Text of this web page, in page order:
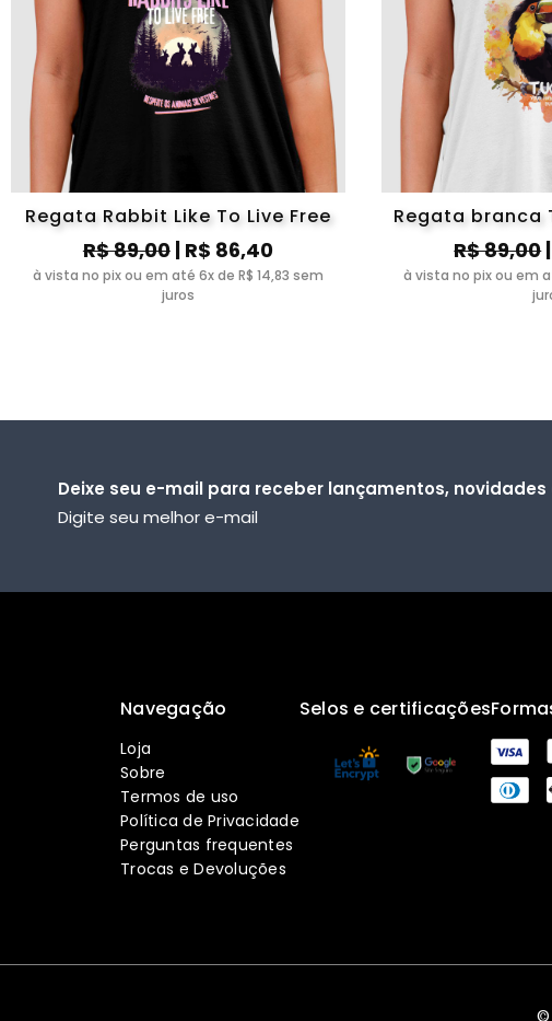
Regata Rabbit Like To Live Free
R$ 89,00| R$ 86,40
à vista no pix ou em até 6x de R$ 14,83 sem
juros
Regata branca
R$ 89,00|
à vista no pix ou em
Deixe seu e-mail para receber lançamentos, novidades
Digite seu melhor e-mail
Navegação
Loja
Sobre
Termos de uso
Política de Privacidade
Perguntas frequentes
Trocas e Devoluções
Selos e certificações